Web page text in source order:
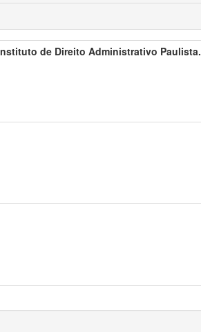
de Direito Administrativo Paulista.